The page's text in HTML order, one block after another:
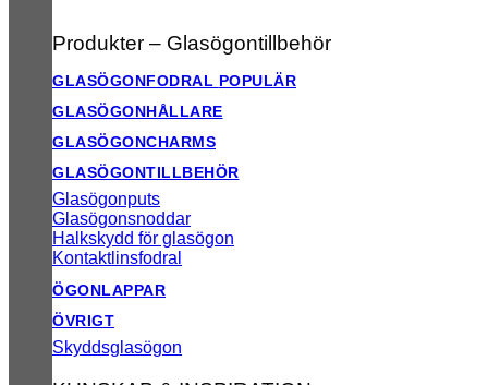
Produkter – Glasögontillbehör
GLASÖGONFODRAL
GLASÖGONHÅLLARE
GLASÖGONCHARMS
GLASÖGONTILLBEHÖR
Glasögonputs
Glasögonsnoddar
Halkskydd för glasögon
Kontaktlinsfodral
ÖGONLAPPAR
ÖVRIGT
Skyddsglasögon